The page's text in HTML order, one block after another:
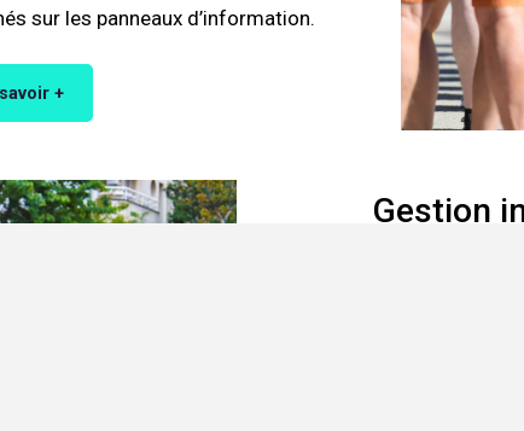
sur les panneaux d’information.
+
Gestion